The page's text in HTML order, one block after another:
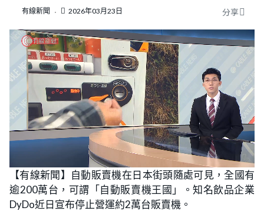
有線新聞 2026年03月23日 分享
n
m
t
e
o
a
d
e
d
:
1
【有線新聞】自動販賣機在日本街頭隨處可見，全國有
逾200萬台，可謂「自動販賣機王國」。知名飲品企業
DyDo近日宣布停止營運約2萬台販賣機。